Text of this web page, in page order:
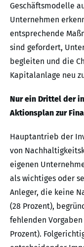
Geschäftsmodelle
Unternehmen
entsprechende
sind gefordert,
begleiten und die
Kapitalanlage neu
Nur ein Drittel der
Aktionsplan zur
Hauptantrieb der
von
eigenen
als wichtiges oder
Anleger, die keine
(28 Prozent),
fehlenden
Prozent).